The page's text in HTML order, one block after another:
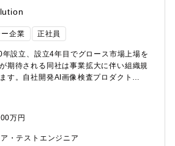
基板の出来栄えで高周波の質が変わるた
して設計しています。・業務比重は、基
定3・シミュレーション解析1くらいの割
・極薄銅箔・一般銅箔等）の銅箔に幅広
。・扱う周波数帯は10ＭHz～67GHzとな
ハイエンド銅箔は、電子業界での存在感
ア級の有名エンドユーザーとのコラボプ
自分の手でものづくり(回路基板)が可能で
ることができ、総合的な技術を身につけ
企業 正社員
年設立、設立4年目でグロース市場上場を
期待される同社は事業拡大に伴い組織規
す。自社開発AI画像検査プロダクト
します。QAチームの中心としてソフトウ
を含むテスト計画の立案・実行・改善を
WEBアプリケーションから組み込みソフ
・PLC・ロボットなど外部機器を含むシ
万円
・テストエンジニア